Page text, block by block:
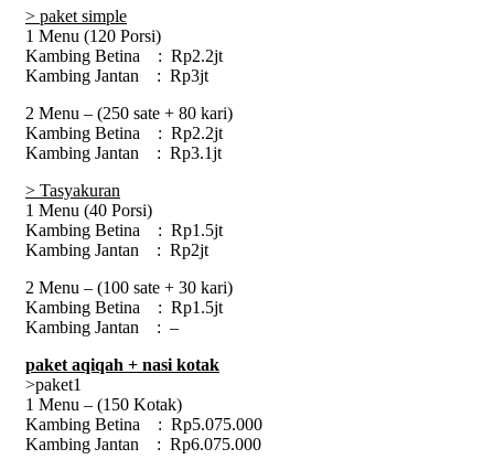
> paket simple
1 Menu (120 Porsi)
Kambing Betina : Rp2.2jt
Kambing Jantan : Rp3jt
2 Menu – (250 sate + 80 kari)
Kambing Betina : Rp2.2jt
Kambing Jantan : Rp3.1jt
> Tasyakuran
1 Menu (40 Porsi)
Kambing Betina : Rp1.5jt
Kambing Jantan : Rp2jt
2 Menu – (100 sate + 30 kari)
Kambing Betina : Rp1.5jt
Kambing Jantan : –
paket aqiqah + nasi kotak
>paket1
1 Menu – (150 Kotak)
Kambing Betina : Rp5.075.000
Kambing Jantan : Rp6.075.000